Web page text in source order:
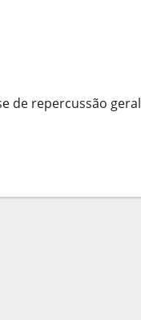
de repercussão geral